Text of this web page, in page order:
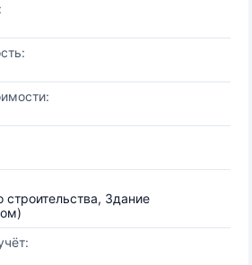
строительства, Здание